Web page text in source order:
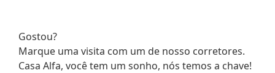
Gostou?
Marque uma visita com um de nosso corretores.
Casa Alfa, você tem um sonho, nós temos a chave!